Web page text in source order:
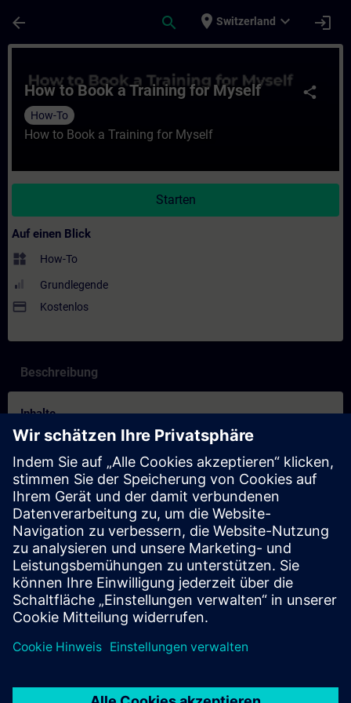
arrow_back search place Switzerland expand_more login
share
How to Book a Training for Myself
How-To
How to Book a Training for Myself
Starten
Auf einen Blick
widgets How-To
Grundlegende
payment Kostenlos
Beschreibung
Inhalte
How to video for booking process